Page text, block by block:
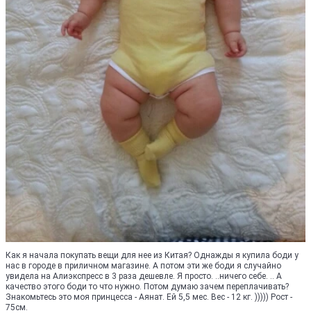
Как я начала покупать вещи для нее из Китая? Однажды я купила боди у
нас в городе в приличном магазине. А потом эти же боди я случайно
увидела на Алиэкспресс в 3 раза дешевле. Я просто. ..ничего себе. .. А
качество этого боди то что нужно. Потом думаю зачем переплачивать?
Знакомьтесь это моя принцесса - Аянат. Ей 5,5 мес. Вес - 12 кг. ))))) Рост -
75см.